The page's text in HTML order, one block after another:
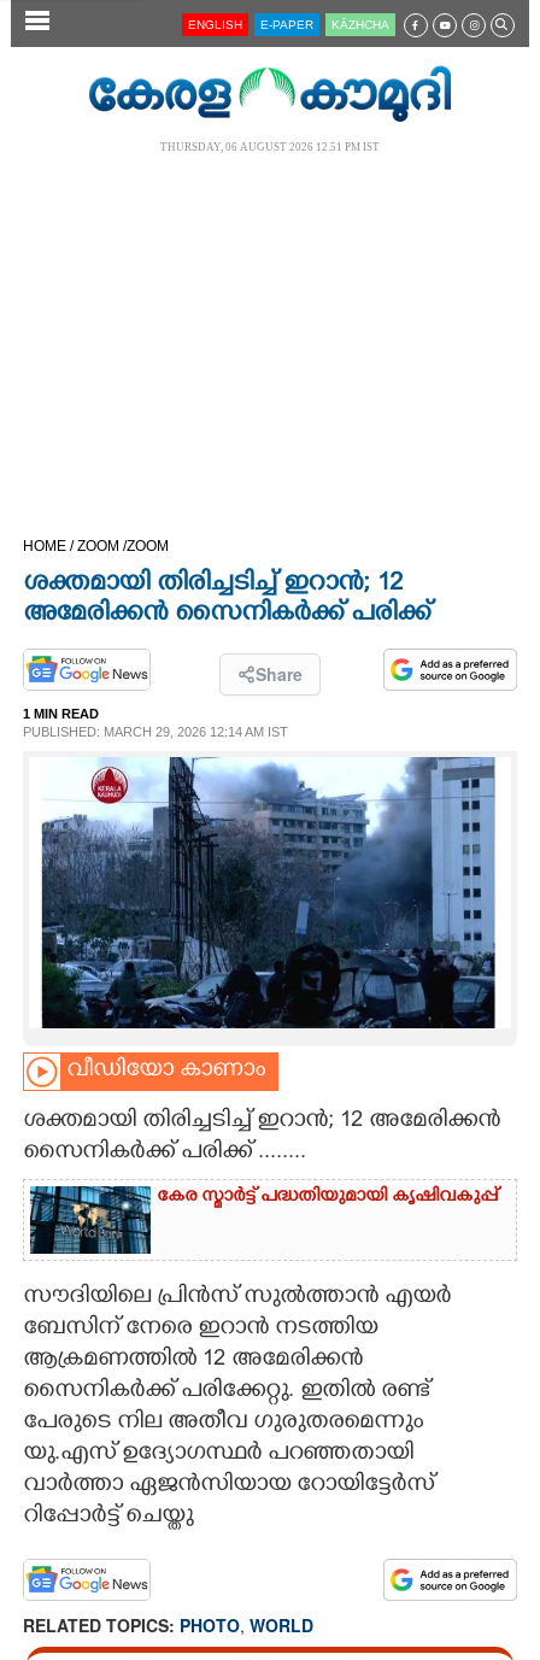
SECTIONS
LIFESTYLE
SPIRITUAL
INFO+
ASTRO
CARTOONS
LITERATURE
ZOOM
CONTACT US
ENGLISH E-PAPER KĀZHCHA
THURSDAY, 06 AUGUST 2026 12.51 PM IST
HOME /ZOOM /ZOOM
ശക്തമായി തിരിച്ചടിച്ച് ഇറാൻ; 12
അമേരിക്കൻ സൈനികർക്ക് പരിക്ക്
Share
1 MIN READ
PUBLISHED: MARCH 29, 2026 12:14 AM IST
വീഡിയോ കാണാം
ശക്തമായി തിരിച്ചടിച്ച് ഇറാൻ; 12 അമേരിക്കൻ
സൈനികർക്ക് പരിക്ക് ........
കേര സ്മാർട്ട് പദ്ധതിയുമായി കൃഷിവകുപ്പ്
സൗദിയിലെ പ്രിൻസ് സുൽത്താൻ എയർ
ബേസിന് നേരെ ഇറാൻ നടത്തിയ
ആക്രമണത്തിൽ 12 അമേരിക്കൻ
സൈനികർക്ക് പരിക്കേറ്റു. ഇതിൽ രണ്ട്
പേരുടെ നില അതീവ ഗുരുതരമെന്നും
യു.എസ് ഉദ്യോഗസ്ഥർ പറഞ്ഞതായി
വാർത്താ ഏജൻസിയായ റോയിട്ടേർസ്
റിപ്പോർട്ട് ചെയ്തു
RELATED TOPICS: PHOTO, WORLD